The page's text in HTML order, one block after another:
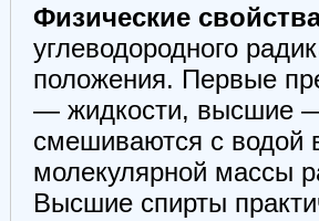
Физические
углеводородного
положения. Первые
— жидкости, высшие
смешиваются с водой
молекулярной массы
Высшие спирты